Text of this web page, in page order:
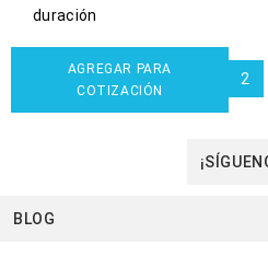
duración
AGREGAR PARA
COTIZACIÓN
2
BLOG